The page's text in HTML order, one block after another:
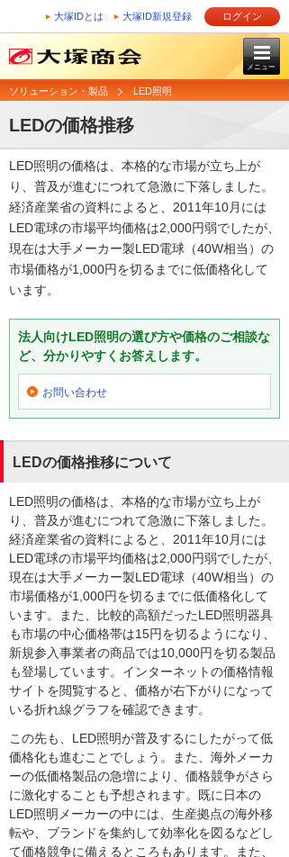
大塚IDとは 大塚ID新規登録 ログイン
メニュー
ソリューション・製品 LED照明
LEDの価格推移
LED照明の価格は、本格的な市場が立ち上が
り、普及が進むにつれて急激に下落しました。
経済産業省の資料によると、2011年10月には
LED電球の市場平均価格は2,000円弱でしたが、
現在は大手メーカー製LED電球（40W相当）の
市場価格が1,000円を切るまでに低価格化して
います。
法人向けLED照明の選び方や価格のご相談な
ど、分かりやすくお答えします。
お問い合わせ
LEDの価格推移について
LED照明の価格は、本格的な市場が立ち上が
り、普及が進むにつれて急激に下落しました。
経済産業省の資料によると、2011年10月には
LED電球の市場平均価格は2,000円弱でしたが、
現在は大手メーカー製LED電球（40W相当）の
市場価格が1,000円を切るまでに低価格化して
います。また、比較的高額だったLED照明器具
も市場の中心価格帯は15円を切るようになり、
新規参入事業者の商品では10,000円を切る製品
も登場しています。インターネットの価格情報
サイトを閲覧すると、価格が右下がりになって
いる折れ線グラフを確認できます。
この先も、LED照明が普及するにしたがって低
価格化も進むことでしょう。また、海外メーカ
ーの低価格製品の急増により、価格競争がさら
に激化することも予想されます。既に日本の
LED照明メーカーの中には、生産拠点の海外移
転や、ブランドを集約して効率化を図るなどし
て価格競争に備えるところもあります。また、